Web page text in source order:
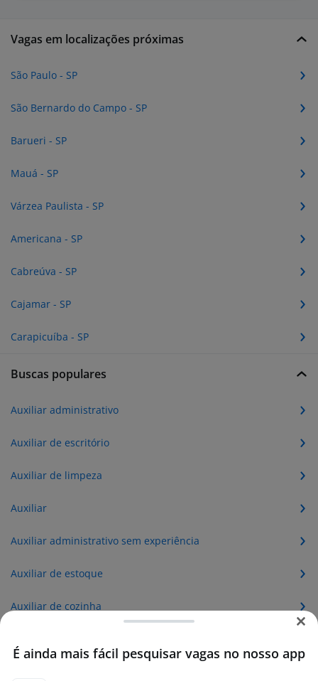
Vagas em localizações próximas
São Paulo - SP
São Bernardo do Campo - SP
Barueri - SP
Mauá - SP
Várzea Paulista - SP
Americana - SP
Cabreúva - SP
Cajamar - SP
Carapicuíba - SP
Buscas populares
Auxiliar administrativo
Auxiliar de escritório
Auxiliar de limpeza
Auxiliar
Auxiliar administrativo sem experiência
Auxiliar de estoque
Auxiliar de cozinha
É ainda mais fácil pesquisar vagas no nosso app